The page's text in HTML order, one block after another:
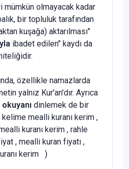
olma­yacak kadar
bir topluluk tarafından
kuşağa) aktarılması"
ibadet edilen" kaydı da
özel­likle namazlarda
yalnız Kur'an'dır. Ayrıca
dinlemek de bir
mealli kuranı kerim ,
kuranı kerim , rahle
, mealli kuran fiyatı ,
kerim )